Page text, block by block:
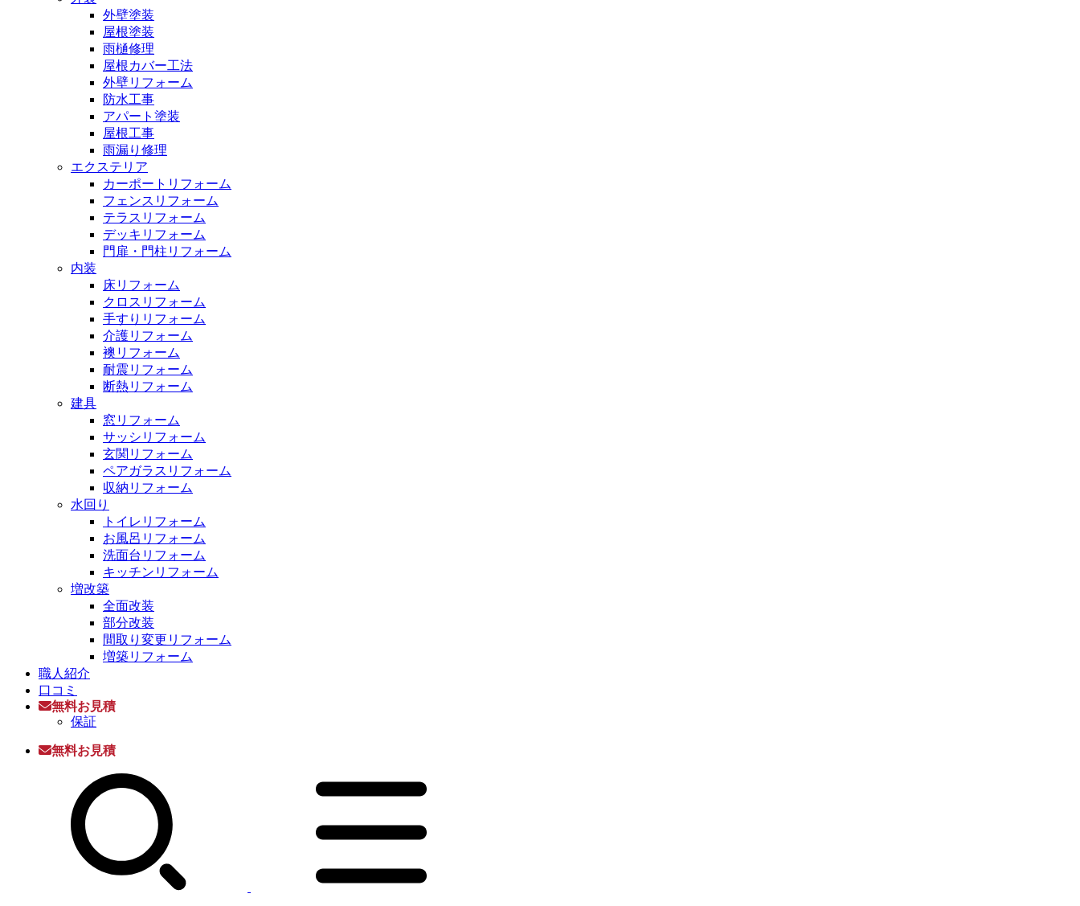
外壁塗装
屋根塗装
雨樋修理
屋根カバー工法
外壁リフォーム
防水工事
アパート塗装
屋根工事
雨漏り修理
エクステリア
カーポートリフォーム
フェンスリフォーム
テラスリフォーム
デッキリフォーム
門扉・門柱リフォーム
内装
床リフォーム
クロスリフォーム
手すりリフォーム
介護リフォーム
襖リフォーム
耐震リフォーム
断熱リフォーム
建具
窓リフォーム
サッシリフォーム
玄関リフォーム
ペアガラスリフォーム
収納リフォーム
水回り
トイレリフォーム
お風呂リフォーム
洗面台リフォーム
キッチンリフォーム
増改築
全面改装
部分改装
間取り変更リフォーム
増築リフォーム
職人紹介
口コミ
無料お見積
保証
無料お見積